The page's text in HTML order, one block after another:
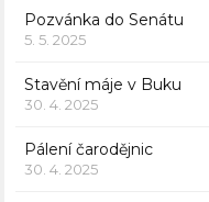
Pozvánka do Senátu
5. 5. 2025
Stavění máje v Buku
30. 4. 2025
Pálení čarodějnic
30. 4. 2025